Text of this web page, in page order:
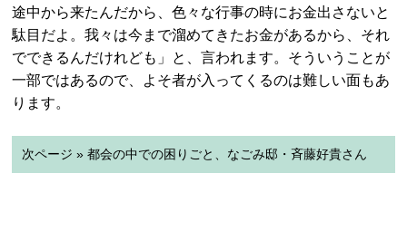
途中から来たんだから、色々な行事の時にお金出さないと
駄目だよ。我々は今まで溜めてきたお金があるから、それ
でできるんだけれども」と、言われます。そういうことが
一部ではあるので、よそ者が入ってくるのは難しい面もあ
ります。
次ページ » 都会の中での困りごと、なごみ邸・斉藤好貴さん